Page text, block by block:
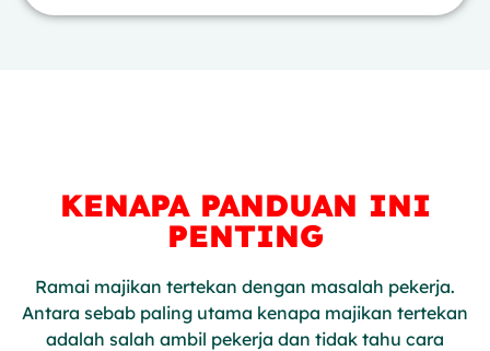
KENAPA PANDUAN INI
PENTING
Ramai majikan tertekan dengan masalah pekerja.
Antara sebab paling utama kenapa majikan tertekan
adalah salah ambil pekerja dan tidak tahu cara